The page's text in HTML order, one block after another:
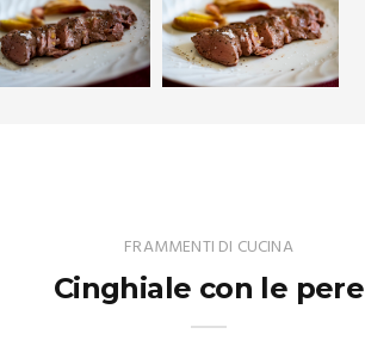
FRAMMENTI DI CUCINA
Cinghiale con le pere